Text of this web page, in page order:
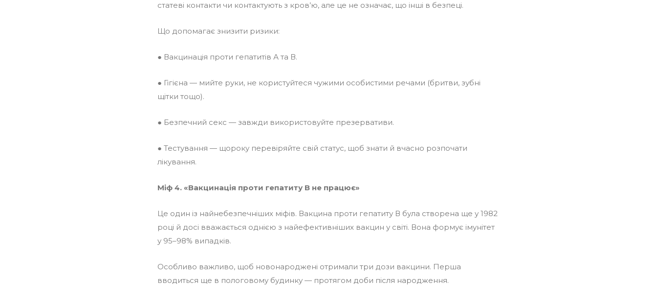
статеві контакти чи контактують з кров’ю, але це не означає, що інші в безпеці.
Що допомагає знизити ризики:
● Вакцинація проти гепатитів А та В.
● Гігієна — мийте руки, не користуйтеся чужими особистими речами (бритви, зубні
щітки тощо).
● Безпечний секс — завжди використовуйте презервативи.
● Тестування — щороку перевіряйте свій статус, щоб знати й вчасно розпочати
лікування.
Міф 4. «Вакцинація проти гепатиту В не працює»
Це один із найнебезпечніших міфів. Вакцина проти гепатиту В була створена ще у 1982
році й досі вважається однією з найефективніших вакцин у світі. Вона формує імунітет
у 95–98% випадків.
Особливо важливо, щоб новонароджені отримали три дози вакцини. Перша
вводиться ще в пологовому будинку — протягом доби після народження.